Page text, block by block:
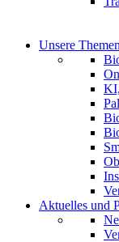
Unsere Themen
Aktuelles und